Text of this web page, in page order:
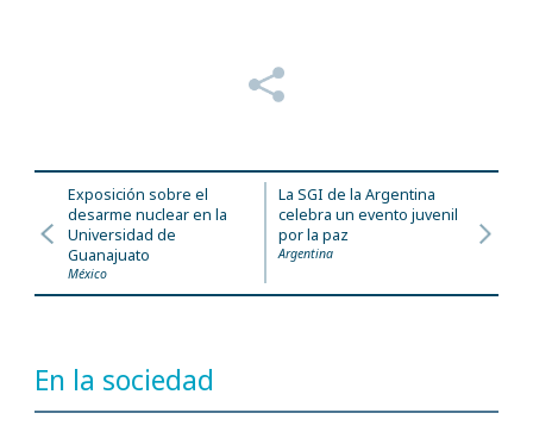
Exposición sobre el
desarme nuclear en la
Universidad de
Guanajuato
México
La SGI de la Argentina
celebra un evento juvenil
por la paz
Argentina
En la sociedad